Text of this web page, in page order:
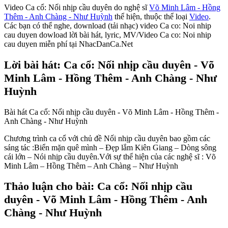
Video Ca cổ: Nối nhịp cầu duyên do nghệ sĩVõ Minh Lâm - Hồng
Thêm - Anh Chàng - Như Huỳnh thể hiện, thuộc thể loại Video.
Các bạn có thể nghe, download (tải nhạc) video Ca co: Noi nhip
cau duyen dowload lời bài hát, lyric, MV/Video Ca co: Noi nhip
cau duyen miễn phí tại NhacDanCa.Net
Lời bài hát: Ca cổ: Nối nhịp cầu duyên - Võ
Minh Lâm - Hồng Thêm - Anh Chàng - Như
Huỳnh
Bài hát Ca cổ: Nối nhịp cầu duyên - Võ Minh Lâm - Hồng Thêm -
Anh Chàng - Như Huỳnh
Chương trình ca cổ với chủ đề Nối nhịp cầu duyên bao gồm các
sáng tác :Biển mặn quê mình – Đẹp lắm Kiên Giang – Dòng sông
cái lớn – Nói nhịp cầu duyên.Với sự thể hiện của các nghệ sĩ : Võ
Minh Lâm – Hồng Thêm – Anh Chàng – Như Huỳnh
Thảo luận cho bài: Ca cổ: Nối nhịp cầu
duyên - Võ Minh Lâm - Hồng Thêm - Anh
Chàng - Như Huỳnh